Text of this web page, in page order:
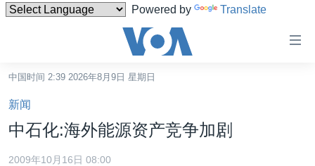
Powered by Translate
碍
链
接
转
中国时间 2:39 2026年8月9日 星期日
新闻
中石化:海外能源资产竞争加剧
2009年10月16日 08:00